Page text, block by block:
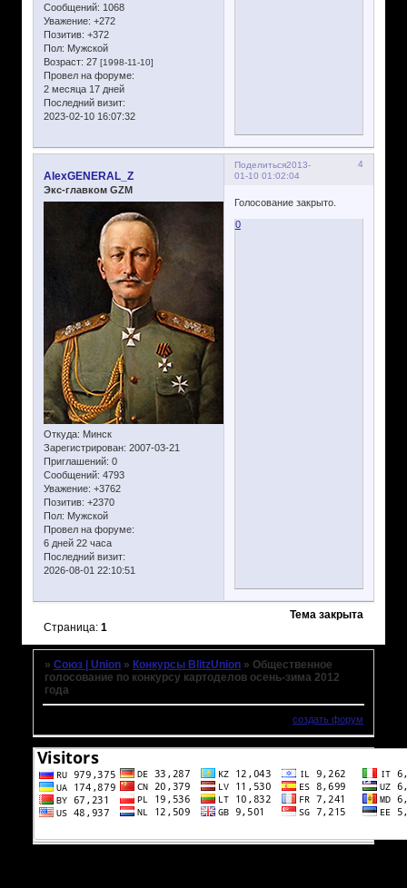
Сообщений: 1068
Уважение: +272
Позитив: +372
Пол: Мужской
Возраст: 27 [1998-11-10]
Провел на форуме:
2 месяца 17 дней
Последний визит:
2023-02-10 16:07:32
Поделиться 4
2013-
01-10 01:02:04
AlexGENERAL_Z
Экс-главком GZM
Откуда: Минск
Зарегистрирован: 2007-03-21
Приглашений: 0
Сообщений: 4793
Уважение: +3762
Позитив: +2370
Пол: Мужской
Провел на форуме:
6 дней 22 часа
Последний визит:
2026-08-01 22:10:51
Голосование закрыто.
0
Тема закрыта
Страница: 1
» Союз | Union » Конкурсы BlitzUnion » Общественное
голосование по конкурсу картоделов осень-зима 2012
года
создать форум